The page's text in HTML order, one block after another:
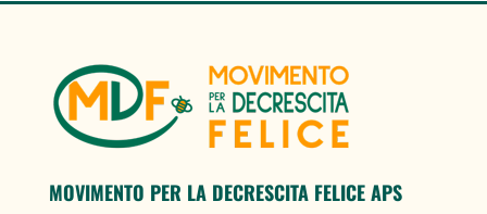
MOVIMENTO PER LA DECRESCITA FELICE APS